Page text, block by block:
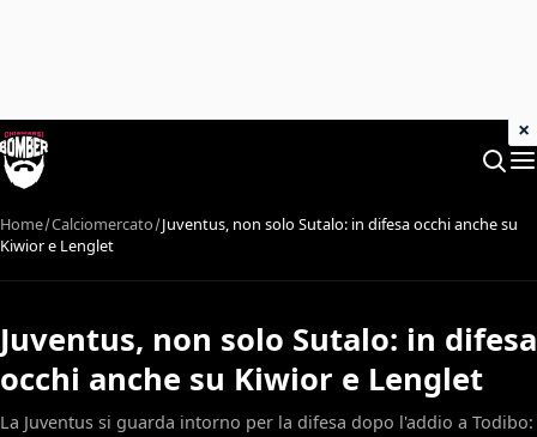
Home Calciomercato Juventus, non solo Sutalo: in difesa occhi anche su
Kiwior e Lenglet
Juventus, non solo Sutalo: in difesa
occhi anche su Kiwior e Lenglet
La Juventus si guarda intorno per la difesa dopo l'addio a Todibo:
×